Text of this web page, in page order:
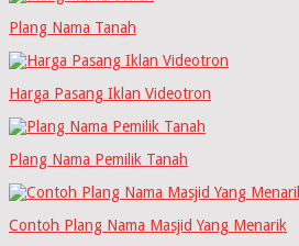
Plang Nama Tanah
Harga Pasang Iklan Videotron
Plang Nama Pemilik Tanah
Contoh Plang Nama Masjid Yang Menarik